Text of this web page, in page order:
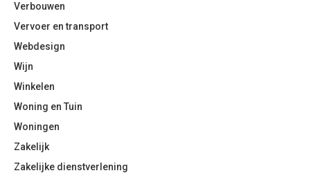
Verbouwen
Vervoer en transport
Webdesign
Wijn
Winkelen
Woning en Tuin
Woningen
Zakelijk
Zakelijke dienstverlening